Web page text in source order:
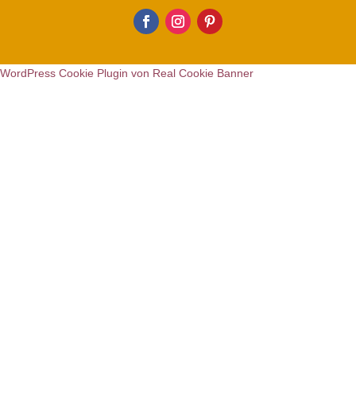
WordPress Cookie Plugin von Real Cookie Banner